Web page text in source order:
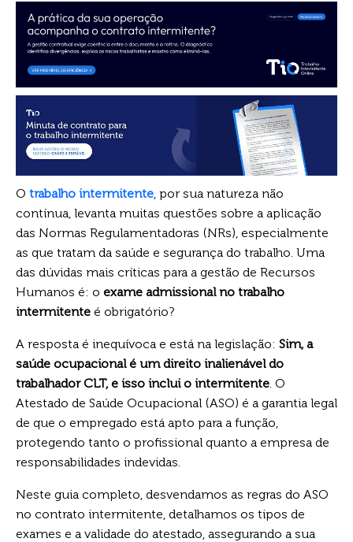
O trabalho intermitente, por sua natureza não
contínua, levanta muitas questões sobre a aplicação
das Normas Regulamentadoras (NRs), especialmente
as que tratam da saúde e segurança do trabalho. Uma
das dúvidas mais críticas para a gestão de Recursos
Humanos é: o exame admissional no trabalho
intermitente é obrigatório?
A resposta é inequívoca e está na legislação: Sim, a
saúde ocupacional é um direito inalienável do
trabalhador CLT, e isso inclui o intermitente. O
Atestado de Saúde Ocupacional (ASO) é a garantia legal
de que o empregado está apto para a função,
protegendo tanto o profissional quanto a empresa de
responsabilidades indevidas.
Neste guia completo, desvendamos as regras do ASO
no contrato intermitente, detalhamos os tipos de
exames e a validade do atestado, assegurando a sua